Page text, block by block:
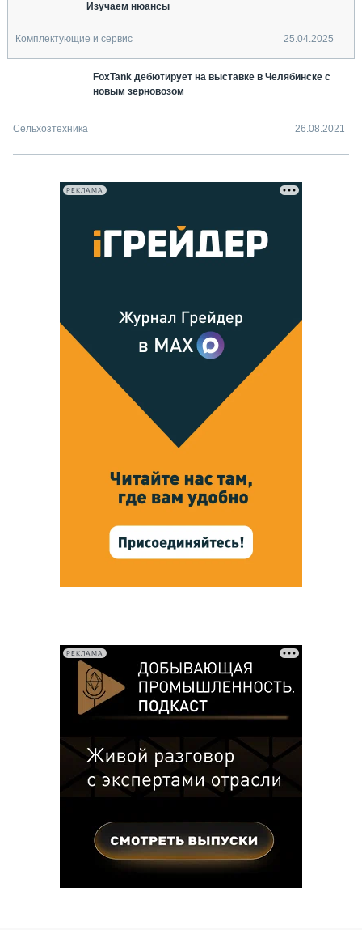
Изучаем нюансы
Комплектующие и сервис 25.04.2025
FoxTank дебютирует на выставке в Челябинске с
новым зерновозом
Сельхозтехника 26.08.2021
РЕКЛАМА
РЕКЛАМА